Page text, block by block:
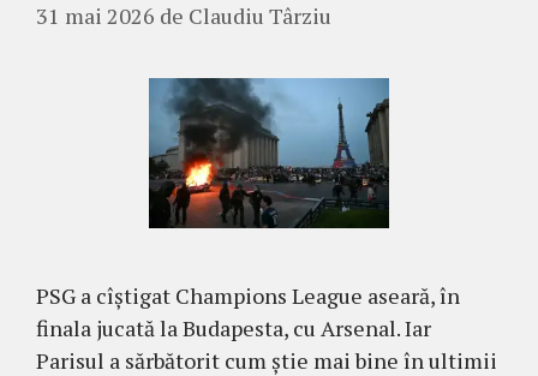
31 mai 2026 de Claudiu Târziu
PSG a cîștigat Champions League aseară, în
finala jucată la Budapesta, cu Arsenal. Iar
Parisul a sărbătorit cum știe mai bine în ultimii